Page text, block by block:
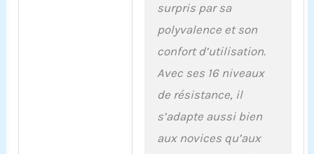
ventre, votre dos et
Niveaux de
Résistance: Notre
rameur magnétique
dispose de 16
niveaux de
résistance réglables,
s’adressant aussi
bien aux débutants
surpris par sa
polyvalence et son
confort d’utilisation.
Avec ses 16 niveaux
de résistance, il
s’adapte aussi bien
aux novices qu’aux